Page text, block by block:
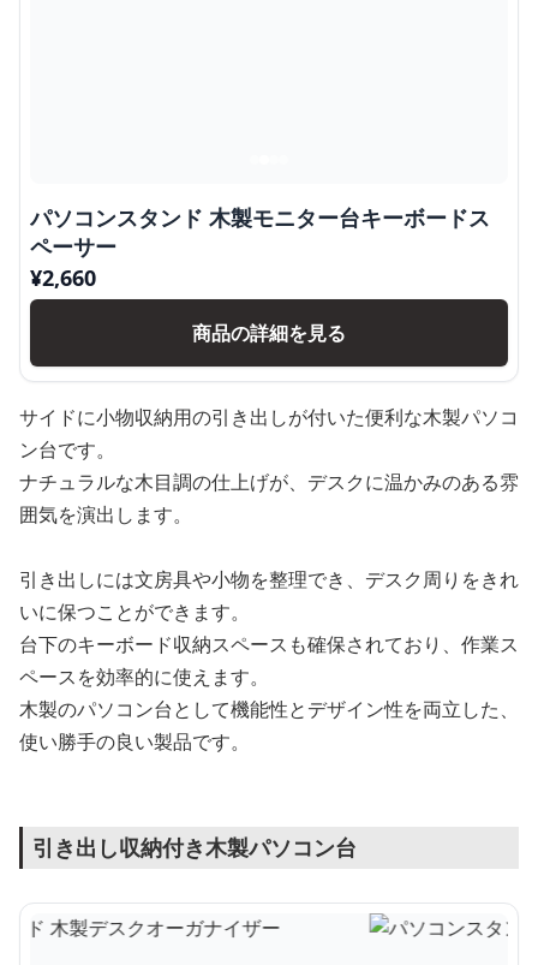
パソコンスタンド 木製モニター台キーボードス
ペーサー
¥2,660
商品の詳細を見る
サイドに小物収納用の引き出しが付いた便利な木製パソコ
ン台です。
ナチュラルな木目調の仕上げが、デスクに温かみのある雰
囲気を演出します。
引き出しには文房具や小物を整理でき、デスク周りをきれ
いに保つことができます。
台下のキーボード収納スペースも確保されており、作業ス
ペースを効率的に使えます。
木製のパソコン台として機能性とデザイン性を両立した、
使い勝手の良い製品です。
引き出し収納付き木製パソコン台